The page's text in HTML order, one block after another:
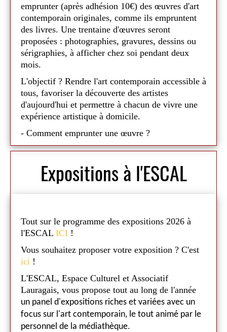
emprunter (après adhésion 10€) des œuvres d'art
contemporain originales, comme ils empruntent
des livres. Une trentaine d'œuvres seront
proposées : photographies, gravures, dessins ou
sérigraphies, à afficher chez soi pendant deux
mois.
L'objectif ? Rendre l'art contemporain accessible à
tous, favoriser la découverte des artistes
d'aujourd'hui et permettre à chacun de vivre une
expérience artistique à domicile.
- Comment emprunter une œuvre ?
Je m'inscris : Adhésion en ligne auprès de la
Je choisis : Rendez-vous à la médiathèque
de Nailloux. Choisissez une œuvre parmi les
30 œuvres exposées. Signature de la fiche
Je rapporte : Retour de l'œuvre dans son
emballage. Vérification de son état. Et...
!
L'Artothèque Archipel invite chacun à découvrir
l'art autrement, en vivant plusieurs semaines avec
une œuvre originale. Une belle occasion de porter
un nouveau regard sur la création contemporaine,
Expositions à l'ESCAL
Tout sur le programme des expositions 2026 à
l'ESCAL ICI !
Vous souhaitez proposer votre exposition ? C'est
ici !
L'ESCAL, Espace Culturel et Associatif
Lauragais, vous propose tout au long de l'année
un panel d'expositions riches et variées avec un
focus sur l'art contemporain, le tout animé par le
personnel de la médiathèque.